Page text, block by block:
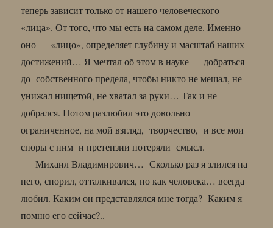
теперь зависит только от нашего человеческого
«лица». От того, что мы есть на самом деле. Именно
оно — «лицо», определяет глубину и масштаб наших
достижений… Я мечтал об этом в науке — добраться
до собственного предела, чтобы никто не мешал, не
унижал нищетой, не хватал за руки… Так и не
добрался. Потом разлюбил это довольно
ограниченное, на мой взгляд, творчество, и все мои
споры с ним и претензии потеряли смысл.
Михаил Владимирович… Сколько раз я злился на
него, спорил, отталкивался, но как человека… всегда
любил. Каким он представлялся мне тогда? Каким я
помню его сейчас?..